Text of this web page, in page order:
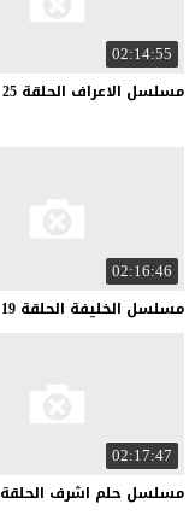
02:14:55
مسلسل الاعراف الحلقة 25
02:16:46
مسلسل الخليفة الحلقة 19
02:17:47
مسلسل حلم اشرف الحلقة